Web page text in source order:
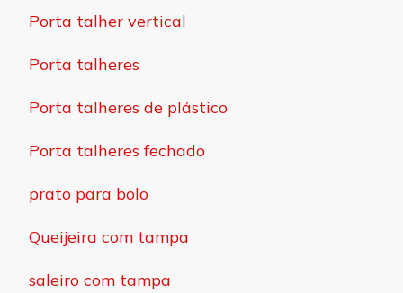
Porta talher vertical
Porta talheres
Porta talheres de plástico
Porta talheres fechado
prato para bolo
Queijeira com tampa
saleiro com tampa